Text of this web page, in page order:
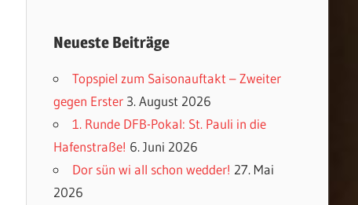
Neueste Beiträge
Topspiel zum Saisonauftakt – Zweiter
gegen Erster 3. August 2026
1. Runde DFB-Pokal: St. Pauli in die
Hafenstraße! 6. Juni 2026
Dor sün wi all schon wedder! 27. Mai
2026